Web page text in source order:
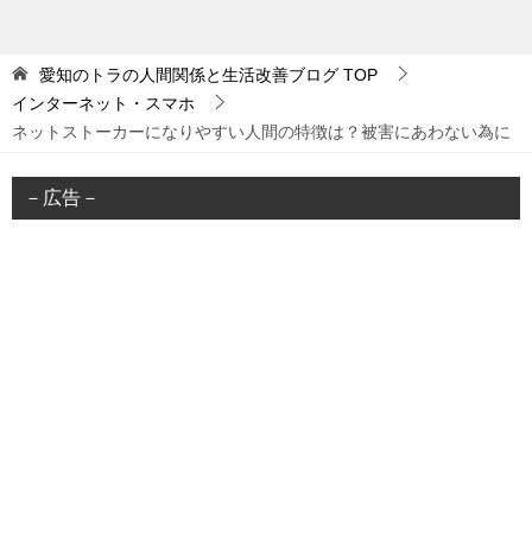
愛知のトラの人間関係と生活改善ブログ TOP
インターネット・スマホ
ネットストーカーになりやすい人間の特徴は？被害にあわない為に
－広告－